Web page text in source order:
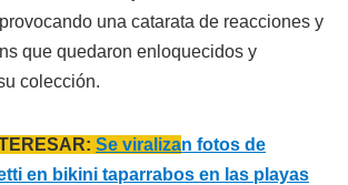
una catarata de reacciones y
que quedaron enloquecidos y
colección.
Se viralizan fotos de
en bikini taparrabos en las playas